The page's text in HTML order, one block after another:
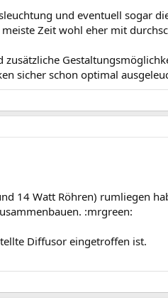
und eventuell sogar
Zeit wohl eher mit
sicher schon optimal
14 Watt Röhren) rumliegen
:mrgreen:
Diffusor eingetroffen ist.